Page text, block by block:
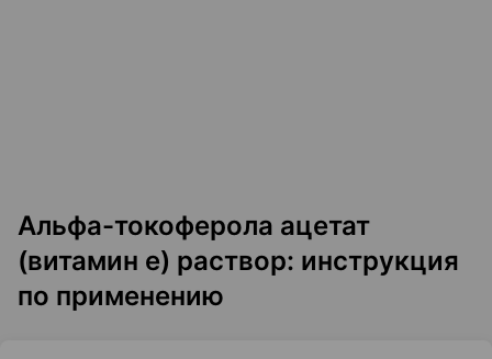
Альфа-токоферола ацетат
(витамин е) раствор: инструкция
по применению